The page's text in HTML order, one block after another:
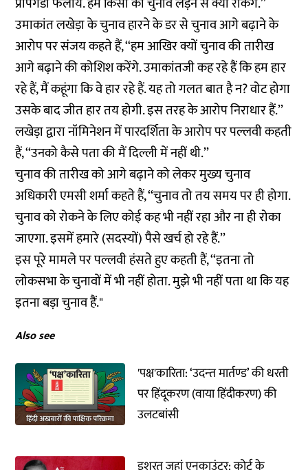
उमाकांत लखेड़ा के चुनाव हारने के डर से चुनाव आगे बढ़ाने के
आरोप पर संजय कहते हैं, ‘‘हम आखिर क्यों चुनाव की तारीख
आगे बढ़ाने की कोशिश करेंगे. उमाकांतजी कह रहे हैं कि हम हार
रहे हैं, मैं कहूंगा कि वे हार रहे हैं. यह तो गलत बात है न? वोट होगा
उसके बाद जीत हार तय होगी. इस तरह के आरोप निराधार हैं.’’
लखेड़ा द्वारा नॉमिनेशन में पारदर्शिता के आरोप पर पल्लवी कहती
हैं, ‘‘उनको कैसे पता की मैं दिल्ली में नहीं थी.’’
चुनाव की तारीख को आगे बढ़ाने को लेकर मुख्य चुनाव
अधिकारी एमसी शर्मा कहते हैं, ‘‘चुनाव तो तय समय पर ही होगा.
चुनाव को रोकने के लिए कोई कह भी नहीं रहा और ना ही रोका
जाएगा. इसमें हमारे (सदस्यों) पैसे खर्च हो रहे हैं.’’
इस पूरे मामले पर पल्लवी हंसते हुए कहती हैं, ‘‘इतना तो
लोकसभा के चुनावों में भी नहीं होता. मुझे भी नहीं पता था कि यह
इतना बड़ा चुनाव हैं."
Also see
'पक्ष'कारिता: ‘उदन्‍त मार्तण्‍ड’ की धरती
पर हिंदूकरण (वाया हिंदीकरण) की
उलटबांसी